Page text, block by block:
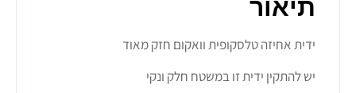
תיאור
ידית אחיזה טלסקופית וואקום חזק מאוד
יש להתקין ידית זו במשטח חלק ונקי